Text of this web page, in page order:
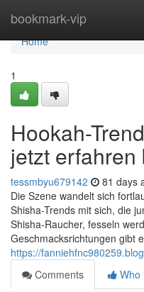
bookmark-vip
Home
Home
1
Hookah-
jetzt erfahren
tessmbyu679142 81 days
Die Szene wandelt sich
Shisha-Trends mit sich, die
Shisha-Raucher, fesseln
Geschmacksrichtungen gibt
https://
Comments
Who